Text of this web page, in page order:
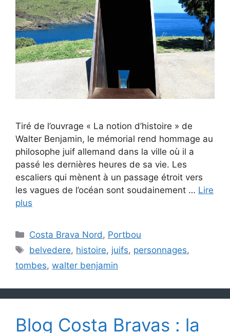
Tiré de l’ouvrage « La notion d’histoire » de
Walter Benjamin, le mémorial rend hommage au
philosophe juif allemand dans la ville où il a
passé les dernières heures de sa vie. Les
escaliers qui mènent à un passage étroit vers
les vagues de l’océan sont soudainement … Lire
plus
Catégories
Costa Brava Nord, Portbou
Étiquettes
belvedere, histoire, juifs, personnages,
tombes, walter benjamin
Blog Costa Bravas : la